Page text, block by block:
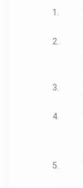
1.
2.
3.
4.
5.